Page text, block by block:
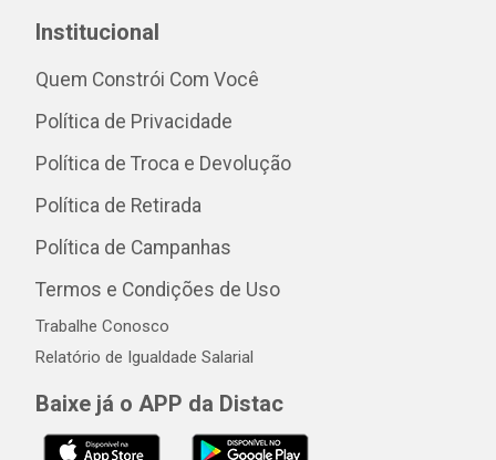
Institucional
Quem Constrói Com Você
Política de Privacidade
Política de Troca e Devolução
Política de Retirada
Política de Campanhas
Termos e Condições de Uso
Trabalhe Conosco
Relatório de Igualdade Salarial
Baixe já o APP da Distac